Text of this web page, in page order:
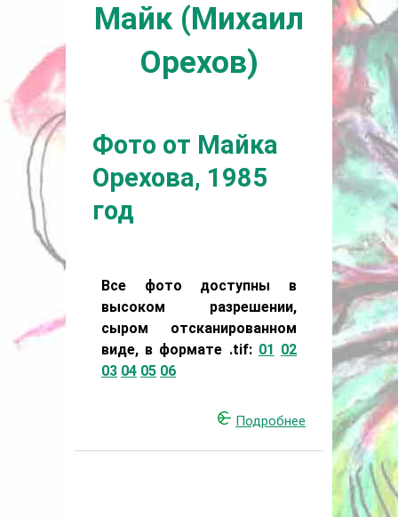
Майк (Михаил
Орехов)
Фото от Майка
Орехова, 1985
год
Все фото доступны в
высоком разрешении,
сыром отсканированном
виде, в формате .tif: 01 02
03 04 05 06
Подробнее о Фото
Майка
Орехова,
1985 год